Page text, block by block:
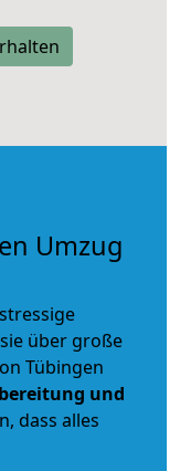
Umzug
über große
Tübingen
und
dass alles